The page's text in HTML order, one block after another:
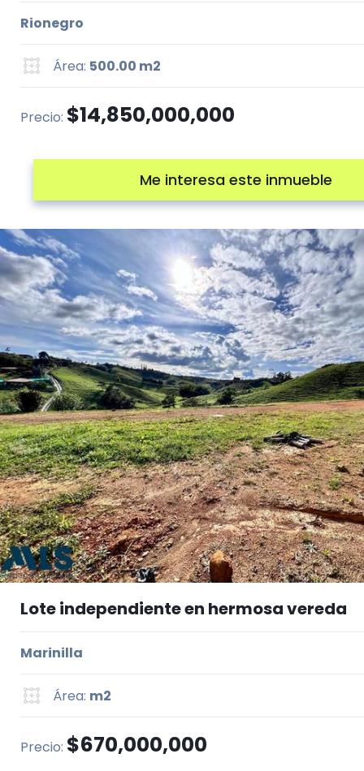
Rionegro
Área: 500.00 m2
Precio: $14,850,000,000
Me interesa este inmueble
Lote independiente en hermosa vereda
Marinilla
Área: m2
Precio: $670,000,000